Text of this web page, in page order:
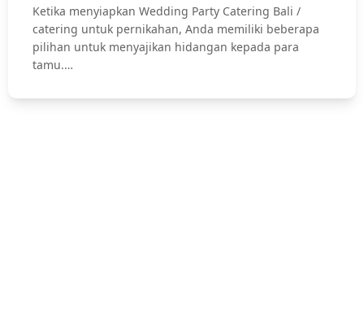
Ketika menyiapkan Wedding Party Catering Bali /
catering untuk pernikahan, Anda memiliki beberapa
pilihan untuk menyajikan hidangan kepada para
tamu.…